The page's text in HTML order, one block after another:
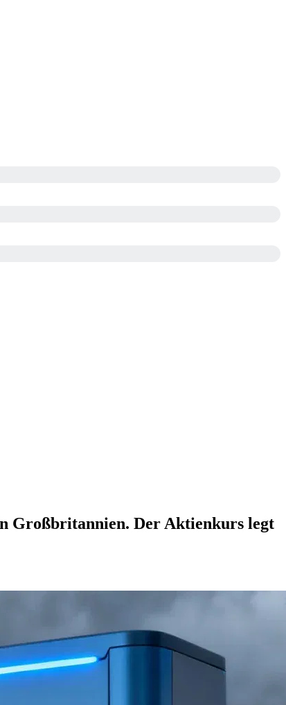
Großbritannien. Der Aktienkurs legt